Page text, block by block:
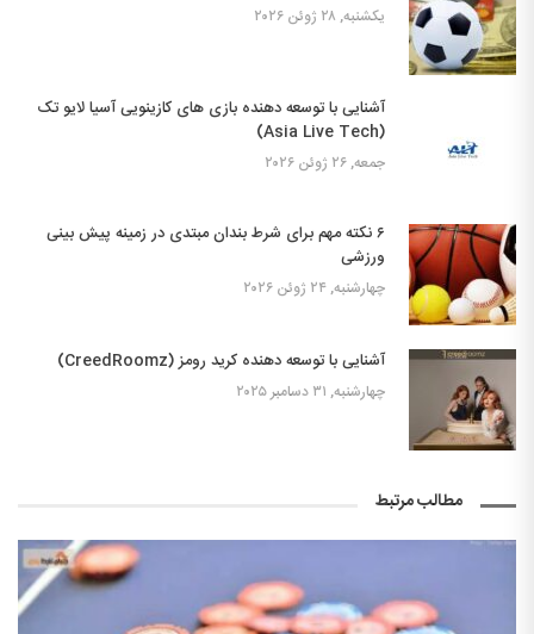
یکشنبه, ۲۸ ژوئن ۲۰۲۶
آشنایی با توسعه دهنده بازی های کازینویی آسیا لایو تک
(Asia Live Tech)
جمعه, ۲۶ ژوئن ۲۰۲۶
۶ نکته مهم برای شرط بندان مبتدی در زمینه پیش بینی
ورزشی
چهارشنبه, ۲۴ ژوئن ۲۰۲۶
آشنایی با توسعه دهنده کرید رومز (CreedRoomz)
چهارشنبه, ۳۱ دسامبر ۲۰۲۵
مطالب مرتبط